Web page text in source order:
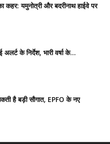
कहर: यमुनोत्री और बदरीनाथ हाईवे पर
अलर्ट के निर्देश, भारी वर्षा के...
है बड़ी सौगात, EPFO के नए